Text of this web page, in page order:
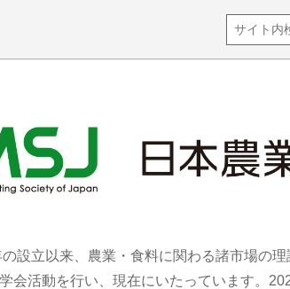
設立以来、農業・食料に関わる諸市場の
会活動を行い、現在にいたっています。